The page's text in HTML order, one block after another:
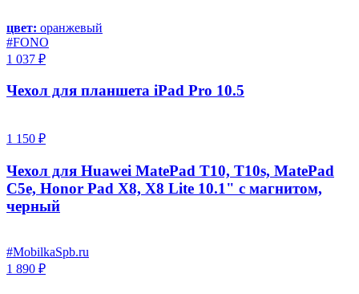
цвет: оранжевый
#FONO
1 037 ₽
Чехол для планшета iPad Pro 10.5
1 150 ₽
Чехол для Huawei MatePad T10, T10s, MatePad
C5e, Honor Pad X8, X8 Lite 10.1" с магнитом,
черный
#MobilkaSpb.ru
1 890 ₽